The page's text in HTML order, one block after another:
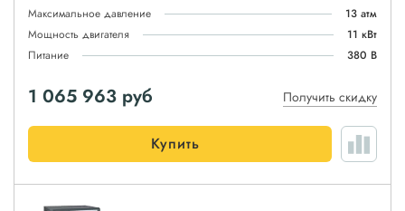
Максимальное давление
13 атм
Мощность двигателя
11 кВт
Питание
380 В
1 065 963 руб Получить скидку
Купить